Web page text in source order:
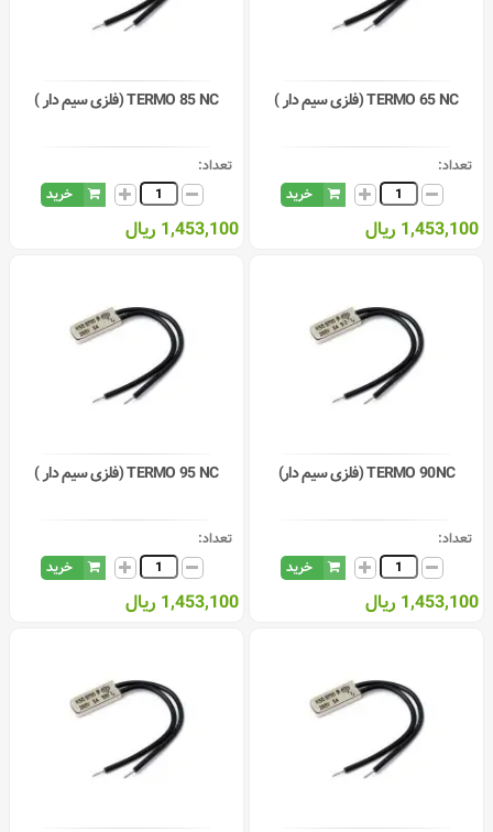
TERMO 65 NC (فلزی سیم دار )
تعداد:
خرید
1,453,100 ریال
TERMO 85 NC (فلزی سیم دار )
تعداد:
خرید
1,453,100 ریال
TERMO 90NC (فلزی سیم دار)
تعداد:
خرید
1,453,100 ریال
TERMO 95 NC (فلزی سیم دار )
تعداد:
خرید
1,453,100 ریال